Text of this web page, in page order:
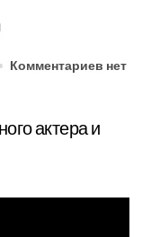
Комментариев нет